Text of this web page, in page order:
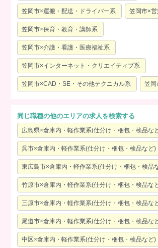
笠岡市×運搬・配送・ドライバー系 笠岡市×
笠岡市×保育・教育・講師系
笠岡市×介護・看護・医療福祉系
笠岡市×インターネット・クリエイティブ系
笠岡市×CAD・SE・その他テクニカル系 笠岡
同じ職種の他のエリアの求人を検索する
広島県×倉庫内・軽作業系(仕分け・梱包・検品な
呉市×倉庫内・軽作業系(仕分け・梱包・検品など)
東広島市×倉庫内・軽作業系(仕分け・梱包・検品
竹原市×倉庫内・軽作業系(仕分け・梱包・検品な
三原市×倉庫内・軽作業系(仕分け・梱包・検品な
尾道市×倉庫内・軽作業系(仕分け・梱包・検品な
中区×倉庫内・軽作業系(仕分け・梱包・検品など)